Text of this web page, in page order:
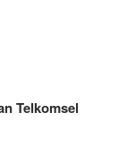
Telkomsel